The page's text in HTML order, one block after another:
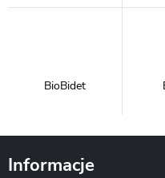
BioBidet
Informacje